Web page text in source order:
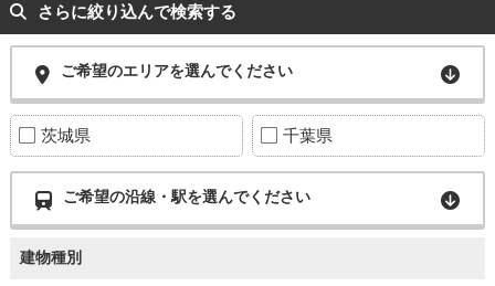
さらに絞り込んで検索する
ご希望のエリアを選んでください
茨城県 千葉県
ご希望の沿線・駅を選んでください
建物種別